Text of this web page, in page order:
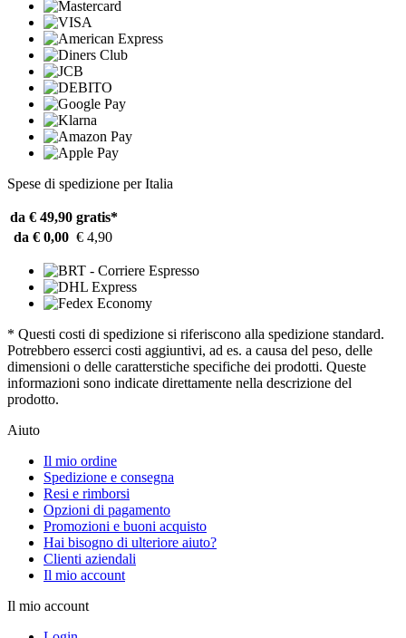
Spese di spedizione per Italia
da € 49,90 gratis*
da € 0,00 € 4,90
* Questi costi di spedizione si riferiscono alla spedizione standard.
Potrebbero esserci costi aggiuntivi, ad es. a causa del peso, delle
dimensioni o delle caratterstiche specifiche dei prodotti. Queste
informazioni sono indicate direttamente nella descrizione del
prodotto.
Aiuto
Il mio ordine
Spedizione e consegna
Resi e rimborsi
Opzioni di pagamento
Promozioni e buoni acquisto
Hai bisogno di ulteriore aiuto?
Clienti aziendali
Il mio account
Il mio account